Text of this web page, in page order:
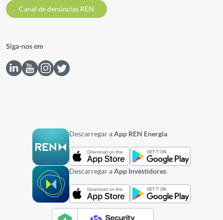
Canal de denúncias REN
Siga-nos em
Descarregar aApp REN Energia
Descarregar aApp Investidores